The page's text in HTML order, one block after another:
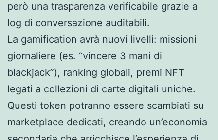
però una trasparenza verificabile grazie a
log di conversazione auditabili.
La gamification avrà nuovi livelli: missioni
giornaliere (es. “vincere 3 mani di
blackjack”), ranking globali, premi NFT
legati a collezioni di carte digitali uniche.
Questi token potranno essere scambiati su
marketplace dedicati, creando un’economia